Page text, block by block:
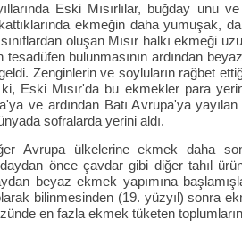
Eski Mısırlılar, buğday unu
ekmeğin daha yumuşak,
oluşan Mısır halkı ekmeği
tesadüfen bulunmasının ardından
Zenginlerin ve soyluların rağbet
Eski Mısır'da bu ekmekler para
ve ardından Batı Avrupa'ya
sofralarda yerini aldı.
Avrupa ülkelerine ekmek daha
önce çavdar gibi diğer tahıl
beyaz ekmek yapımına
bilinmesinden (19. yüzyıl) sonra
en fazla ekmek tüketen